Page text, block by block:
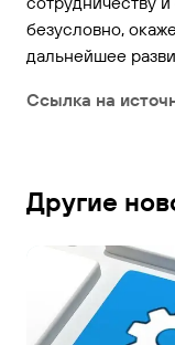
безусловно,
дальнейшее
Ссылка на
Другие